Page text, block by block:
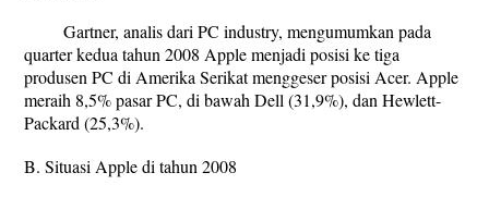
Gartner, analis dari PC industry, mengumumkan pada
quarter kedua tahun 2008 Apple menjadi posisi ke tiga
produsen PC di Amerika Serikat menggeser posisi Acer. Apple
meraih 8,5% pasar PC, di bawah Dell (31,9%), dan Hewlett-
Packard (25,3%).
B. Situasi Apple di tahun 2008